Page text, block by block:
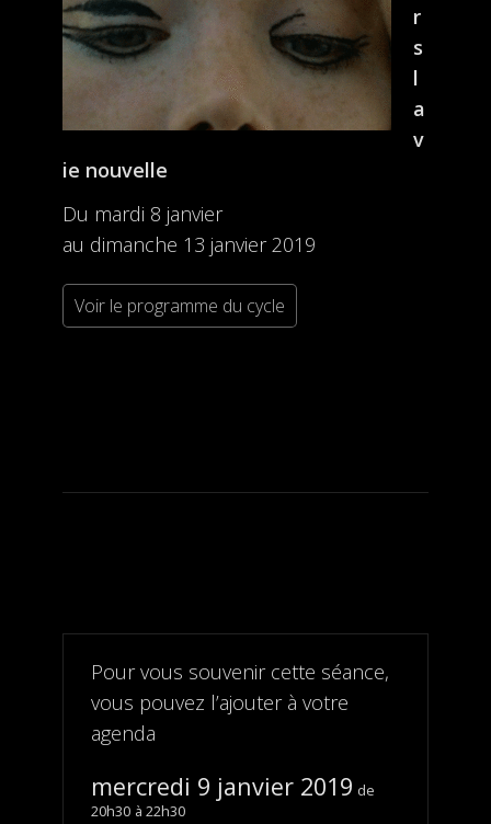
r
s
l
a
v
ie nouvelle
Du mardi 8 janvier
au dimanche 13 janvier 2019
Voir le programme du cycle
Pour vous souvenir cette séance,
vous pouvez l’ajouter à votre
agenda
mercredi 9 janvier 2019
20h30 22h30